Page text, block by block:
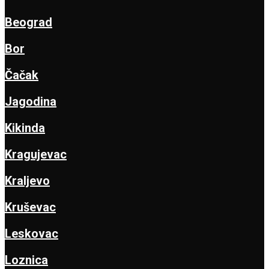
Beograd
Bor
Čačak
Jagodina
Kikinda
Kragujevac
Kraljevo
Kruševac
Leskovac
Loznica